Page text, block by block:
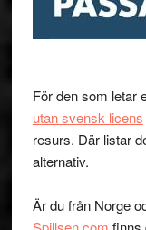
För den som letar
utan svensk licens
resurs. Där listar
alternativ.
Är du från Norge